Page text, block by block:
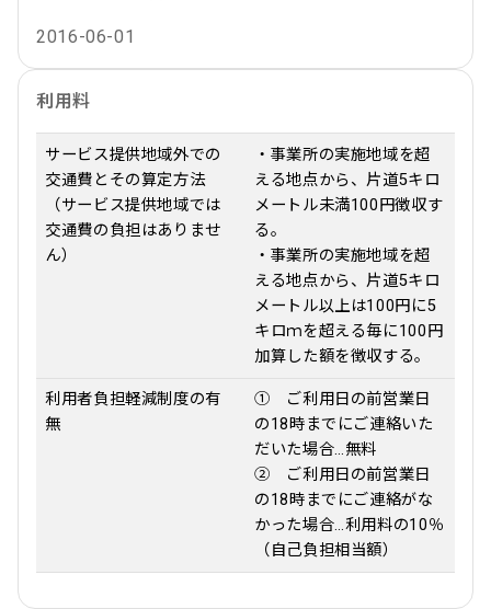
2016-06-01
利用料
サービス提供地域外での
交通費とその算定方法
（サービス提供地域では
交通費の負担はありませ
ん）
・事業所の実施地域を超
える地点から、片道5キロ
メートル未満100円徴収す
る。
・事業所の実施地域を超
える地点から、片道5キロ
メートル以上は100円に5
キロｍを超える毎に100円
加算した額を徴収する。
利用者負担軽減制度の有
無
① ご利用日の前営業日
の18時までにご連絡いた
だいた場合…無料
② ご利用日の前営業日
の18時までにご連絡がな
かった場合…利用料の10％
（自己負担相当額）